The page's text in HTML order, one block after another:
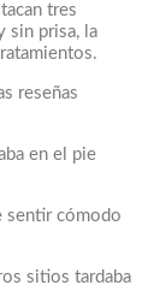
tres
sin prisa, la
reseñas
en el pie
sentir cómodo
sitios tardaba